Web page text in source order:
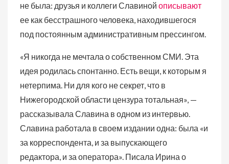
не была: друзья и коллеги Славиной описывают
ее как бесстрашного человека, находившегося
под постоянным административным прессингом.
«Я никогда не мечтала о собственном СМИ. Эта
идея родилась спонтанно. Есть вещи, к которым я
нетерпима. Ни для кого не секрет, что в
Нижегородской области цензура тотальная», —
рассказывала Славина в одном из интервью.
Славина работала в своем издании одна: была «и
за корреспондента, и за выпускающего
редактора, и за оператора». Писала Ирина о